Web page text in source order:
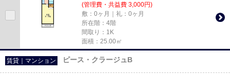
(管理費・共益費 3,000円)
敷：0ヶ月｜礼：0ヶ月
所在階：4階
間取り：1K
面積：25.00㎡
賃貸｜マンション ピース・クラージュB